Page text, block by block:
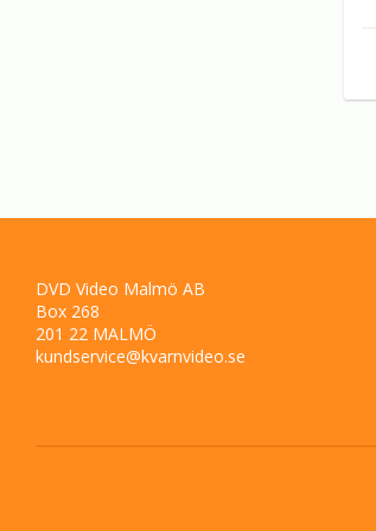
DVD Video Malmö AB
Box 268
201 22 MALMÖ
kundservice@kvarnvideo.se